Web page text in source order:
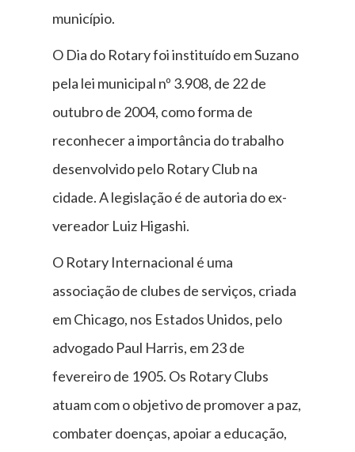
município.
O Dia do Rotary foi instituído em Suzano
pela lei municipal nº 3.908, de 22 de
outubro de 2004, como forma de
reconhecer a importância do trabalho
desenvolvido pelo Rotary Club na
cidade. A legislação é de autoria do ex-
vereador Luiz Higashi.
O Rotary Internacional é uma
associação de clubes de serviços, criada
em Chicago, nos Estados Unidos, pelo
advogado Paul Harris, em 23 de
fevereiro de 1905. Os Rotary Clubs
atuam com o objetivo de promover a paz,
combater doenças, apoiar a educação,